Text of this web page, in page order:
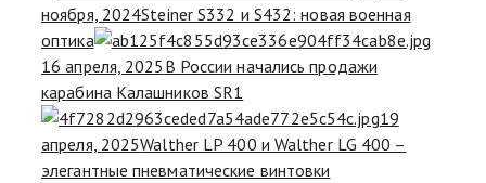
ноября, 2024Steiner S332 и S432: новая военная
оптика
16 апреля, 2025 В России начались продажи
карабина Калашников SR1
19
апреля, 2025Walther LP 400 и Walther LG 400 –
элегантные пневматические винтовки